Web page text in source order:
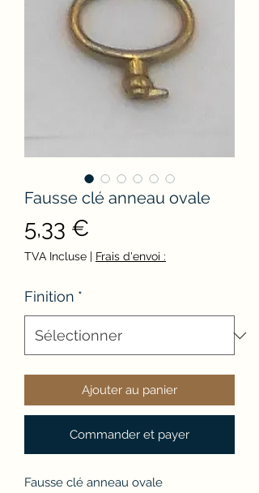
Fausse clé anneau ovale
5,33 €
TVA Incluse | Frais d'envoi :
Finition *
Ajouter au panier
Commander et payer
Fausse clé anneau ovale